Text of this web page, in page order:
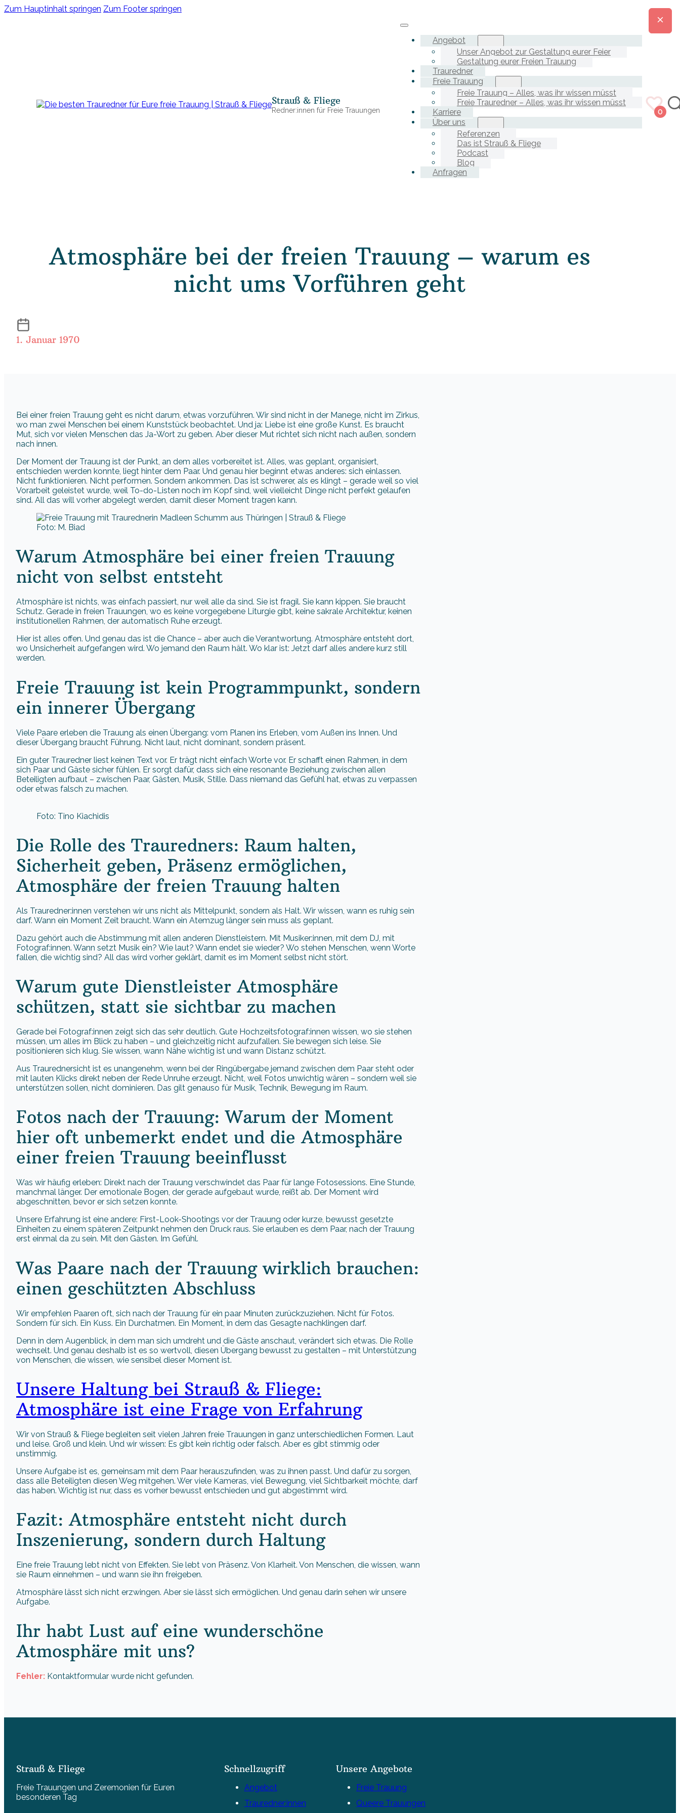
Zum Hauptinhalt springen Zum Footer springen
Strauß & Fliege
Redner:innen für Freie Trauungen
Angebot
Unser Angebot zur Gestaltung eurer Feier
Gestaltung eurer Freien Trauung
Trauredner
Freie Trauung
Freie Trauung – Alles, was ihr wissen müsst
Freie Trauredner – Alles, was ihr wissen müsst
Karriere
Über uns
Referenzen
Das ist Strauß & Fliege
Podcast
Blog
Anfragen
0
Atmosphäre bei der freien Trauung – warum es
nicht ums Vorführen geht
1. Januar 1970
Bei einer freien Trauung geht es nicht darum, etwas vorzuführen. Wir sind nicht in der Manege, nicht im Zirkus,
wo man zwei Menschen bei einem Kunststück beobachtet. Und ja: Liebe ist eine große Kunst. Es braucht
Mut, sich vor vielen Menschen das Ja-Wort zu geben. Aber dieser Mut richtet sich nicht nach außen, sondern
nach innen.
Der Moment der Trauung ist der Punkt, an dem alles vorbereitet ist. Alles, was geplant, organisiert,
entschieden werden konnte, liegt hinter dem Paar. Und genau hier beginnt etwas anderes: sich einlassen.
Nicht funktionieren. Nicht performen. Sondern ankommen. Das ist schwerer, als es klingt – gerade weil so viel
Vorarbeit geleistet wurde, weil To-do-Listen noch im Kopf sind, weil vielleicht Dinge nicht perfekt gelaufen
sind. All das will vorher abgelegt werden, damit dieser Moment tragen kann.
Foto: M. Biad
Warum Atmosphäre bei einer freien Trauung
nicht von selbst entsteht
Atmosphäre ist nichts, was einfach passiert, nur weil alle da sind. Sie ist fragil. Sie kann kippen. Sie braucht
Schutz. Gerade in freien Trauungen, wo es keine vorgegebene Liturgie gibt, keine sakrale Architektur, keinen
institutionellen Rahmen, der automatisch Ruhe erzeugt.
Hier ist alles offen. Und genau das ist die Chance – aber auch die Verantwortung. Atmosphäre entsteht dort,
wo Unsicherheit aufgefangen wird. Wo jemand den Raum hält. Wo klar ist: Jetzt darf alles andere kurz still
werden.
Freie Trauung ist kein Programmpunkt, sondern
ein innerer Übergang
Viele Paare erleben die Trauung als einen Übergang: vom Planen ins Erleben, vom Außen ins Innen. Und
dieser Übergang braucht Führung. Nicht laut, nicht dominant, sondern präsent.
Ein guter Trauredner liest keinen Text vor. Er trägt nicht einfach Worte vor. Er schafft einen Rahmen, in dem
sich Paar und Gäste sicher fühlen. Er sorgt dafür, dass sich eine resonante Beziehung zwischen allen
Beteiligten aufbaut – zwischen Paar, Gästen, Musik, Stille. Dass niemand das Gefühl hat, etwas zu verpassen
oder etwas falsch zu machen.
Foto: Tino Kiachidis
Die Rolle des Trauredners: Raum halten,
Sicherheit geben, Präsenz ermöglichen,
Atmosphäre der freien Trauung halten
Als Trauredner:innen verstehen wir uns nicht als Mittelpunkt, sondern als Halt. Wir wissen, wann es ruhig sein
darf. Wann ein Moment Zeit braucht. Wann ein Atemzug länger sein muss als geplant.
Dazu gehört auch die Abstimmung mit allen anderen Dienstleistern. Mit Musiker:innen, mit dem DJ, mit
Fotograf:innen. Wann setzt Musik ein? Wie laut? Wann endet sie wieder? Wo stehen Menschen, wenn Worte
fallen, die wichtig sind? All das wird vorher geklärt, damit es im Moment selbst nicht stört.
Warum gute Dienstleister Atmosphäre
schützen, statt sie sichtbar zu machen
Gerade bei Fotograf:innen zeigt sich das sehr deutlich. Gute Hochzeitsfotograf:innen wissen, wo sie stehen
müssen, um alles im Blick zu haben – und gleichzeitig nicht aufzufallen. Sie bewegen sich leise. Sie
positionieren sich klug. Sie wissen, wann Nähe wichtig ist und wann Distanz schützt.
Aus Traurednersicht ist es unangenehm, wenn bei der Ringübergabe jemand zwischen dem Paar steht oder
mit lauten Klicks direkt neben der Rede Unruhe erzeugt. Nicht, weil Fotos unwichtig wären – sondern weil sie
unterstützen sollen, nicht dominieren. Das gilt genauso für Musik, Technik, Bewegung im Raum.
Fotos nach der Trauung: Warum der Moment
hier oft unbemerkt endet und die Atmosphäre
einer freien Trauung beeinflusst
Was wir häufig erleben: Direkt nach der Trauung verschwindet das Paar für lange Fotosessions. Eine Stunde,
manchmal länger. Der emotionale Bogen, der gerade aufgebaut wurde, reißt ab. Der Moment wird
abgeschnitten, bevor er sich setzen konnte.
Unsere Erfahrung ist eine andere: First-Look-Shootings vor der Trauung oder kurze, bewusst gesetzte
Einheiten zu einem späteren Zeitpunkt nehmen den Druck raus. Sie erlauben es dem Paar, nach der Trauung
erst einmal da zu sein. Mit den Gästen. Im Gefühl.
Was Paare nach der Trauung wirklich brauchen:
einen geschützten Abschluss
Wir empfehlen Paaren oft, sich nach der Trauung für ein paar Minuten zurückzuziehen. Nicht für Fotos.
Sondern für sich. Ein Kuss. Ein Durchatmen. Ein Moment, in dem das Gesagte nachklingen darf.
Denn in dem Augenblick, in dem man sich umdreht und die Gäste anschaut, verändert sich etwas. Die Rolle
wechselt. Und genau deshalb ist es so wertvoll, diesen Übergang bewusst zu gestalten – mit Unterstützung
von Menschen, die wissen, wie sensibel dieser Moment ist.
Unsere Haltung bei Strauß & Fliege:
Atmosphäre ist eine Frage von Erfahrung
Wir von Strauß & Fliege begleiten seit vielen Jahren freie Trauungen in ganz unterschiedlichen Formen. Laut
und leise. Groß und klein. Und wir wissen: Es gibt kein richtig oder falsch. Aber es gibt stimmig oder
unstimmig.
Unsere Aufgabe ist es, gemeinsam mit dem Paar herauszufinden, was zu ihnen passt. Und dafür zu sorgen,
dass alle Beteiligten diesen Weg mitgehen. Wer viele Kameras, viel Bewegung, viel Sichtbarkeit möchte, darf
das haben. Wichtig ist nur, dass es vorher bewusst entschieden und gut abgestimmt wird.
Fazit: Atmosphäre entsteht nicht durch
Inszenierung, sondern durch Haltung
Eine freie Trauung lebt nicht von Effekten. Sie lebt von Präsenz. Von Klarheit. Von Menschen, die wissen, wann
sie Raum einnehmen – und wann sie ihn freigeben.
Atmosphäre lässt sich nicht erzwingen. Aber sie lässt sich ermöglichen. Und genau darin sehen wir unsere
Aufgabe.
Ihr habt Lust auf eine wunderschöne
Atmosphäre mit uns?
Fehler: Kontaktformular wurde nicht gefunden.
Strauß & Fliege
Freie Trauungen und Zeremonien für Euren
besonderen Tag
Schnellzugriff
Angebot
Trauredner:innen
Unsere Angebote
Freie Trauung
Queere Trauungen